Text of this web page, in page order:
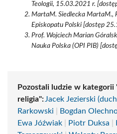
Teologii, 15.03.2021 r.
MartaM. Siedlecka MartaM.,
Episkopatu Polski [dostęp
Prof. Wojciech Marian
Nauka Polska (OPI PIB)
Pozostali ludzie w
religia": Jacek Jezierski
Rarkowski
Bogdan
Ewa Jóźwiak
Piotr Duksa